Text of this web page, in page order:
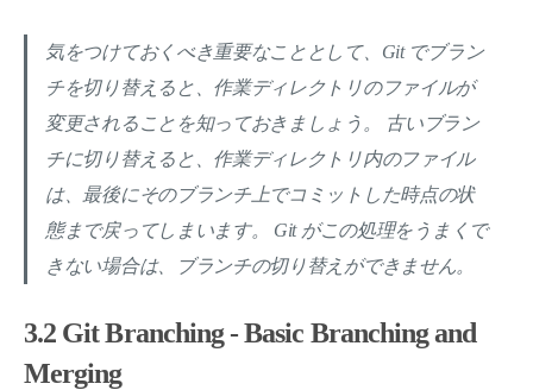
気をつけておくべき重要なこととして、Git でブラン
チを切り替えると、作業ディレクトリのファイルが
変更されることを知っておきましょう。 古いブラン
チに切り替えると、作業ディレクトリ内のファイル
は、最後にそのブランチ上でコミットした時点の状
態まで戻ってしまいます。 Git がこの処理をうまくで
きない場合は、ブランチの切り替えができません。
3.2 Git Branching - Basic Branching and
Merging